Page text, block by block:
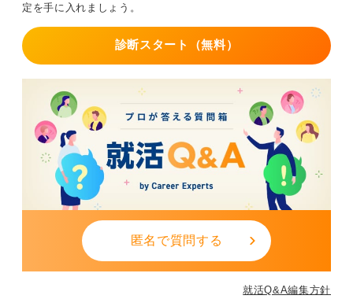
定を手に入れましょう。
診断スタート（無料）
匿名で質問する
就活Q&A編集方針